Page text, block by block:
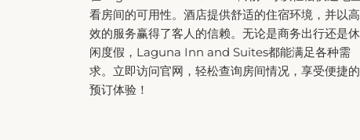
看房间的可用性。酒店提供舒适的住宿环境，并以高
效的服务赢得了客人的信赖。无论是商务出行还是休
闲度假，Laguna Inn and Suites都能满足各种需
求。立即访问官网，轻松查询房间情况，享受便捷的
预订体验！